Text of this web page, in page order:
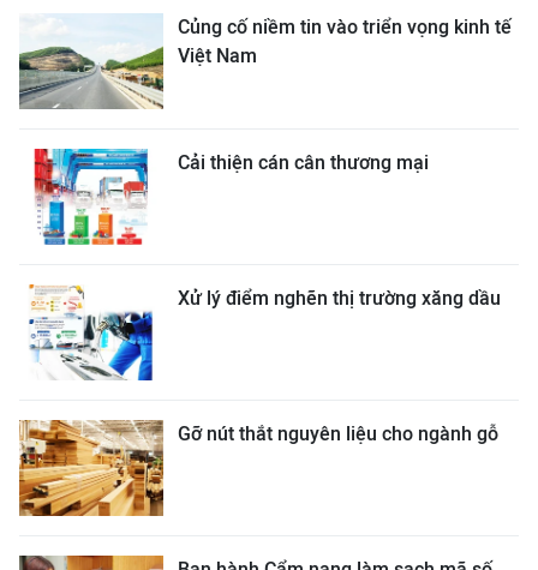
Củng cố niềm tin vào triển vọng kinh tế
Việt Nam
Cải thiện cán cân thương mại
Xử lý điểm nghẽn thị trường xăng dầu
Gỡ nút thắt nguyên liệu cho ngành gỗ